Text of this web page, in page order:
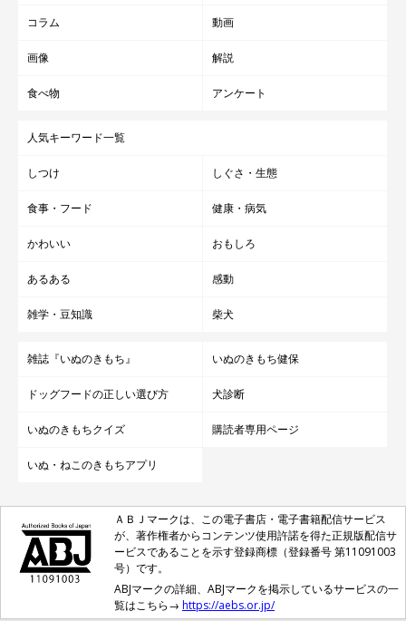
コラム 動画
画像 解説
食べ物 アンケート
人気キーワード一覧
しつけ しぐさ・生態
食事・フード 健康・病気
かわいい おもしろ
あるある 感動
雑学・豆知識 柴犬
雑誌『いぬのきもち』 いぬのきもち健保
ドッグフードの正しい選び方 犬診断
いぬのきもちクイズ 購読者専用ページ
いぬ・ねこのきもちアプリ
ＡＢＪマークは、この電子書店・電子書籍配信サービス
が、著作権者からコンテンツ使用許諾を得た正規版配信サ
ービスであることを示す登録商標（登録番号 第11091003
号）です。
ABJマークの詳細、ABJマークを掲示しているサービスの一
覧はこちら→ https://aebs.or.jp/